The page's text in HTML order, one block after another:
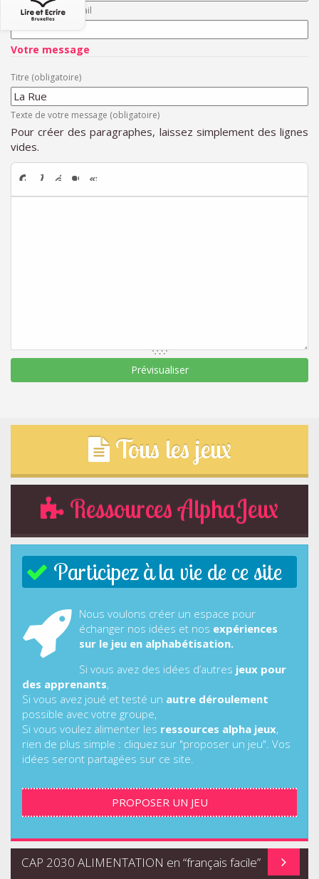
Votre adresse email
Votre message
Titre (obligatoire)
Texte de votre message (obligatoire)
Pour créer des paragraphes, laissez simplement des lignes
vides.
Tous les jeux
Ressources AlphaJeux
Participez à la vie de ce site
Nous voulons créer un espace pour
échanger nos idées et nos expériences
sur le jeu en alphabétisation.
Si vous avez des idées d’autres jeux pour
des apprenants,
Si vous avez joué et testé un autre déroulement
possible avec votre groupe,
Si vous voulez alimenter les ressources alpha jeux,
rien de plus simple : cliquez sur "proposer un jeu". Vos
idées seront partagées sur ce site.
PROPOSER UN JEU
CAP 2030 ALIMENTATION en “français facile”